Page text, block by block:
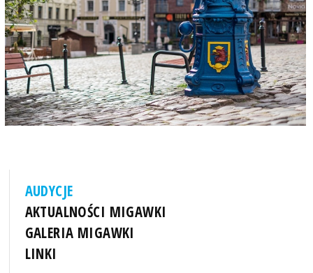
AUDYCJE
AKTUALNOŚCI MIGAWKI
GALERIA MIGAWKI
LINKI